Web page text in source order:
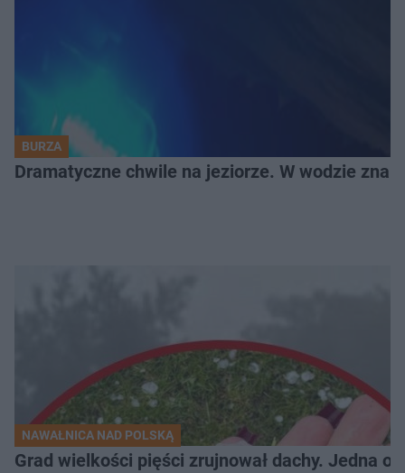
BURZA
Dramatyczne chwile na jeziorze. W wodzie
NAWAŁNICA NAD POLSKĄ
Grad wielkości pięści zrujnował dachy. Jedna